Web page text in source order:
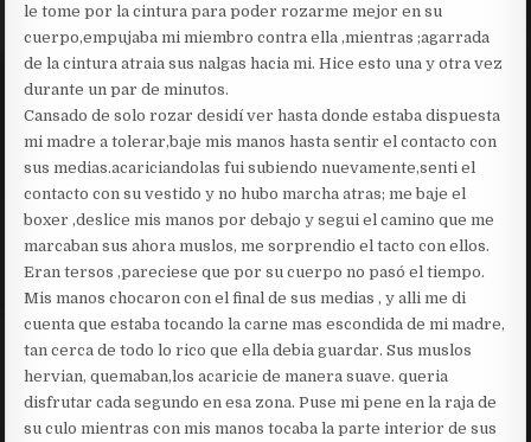
le tome por la cintura para poder rozarme mejor en su
cuerpo,empujaba mi miembro contra ella ,mientras ;agarrada
de la cintura atraia sus nalgas hacia mi. Hice esto una y otra vez
durante un par de minutos.
Cansado de solo rozar desidí ver hasta donde estaba dispuesta
mi madre a tolerar,baje mis manos hasta sentir el contacto con
sus medias.acariciandolas fui subiendo nuevamente,senti el
contacto con su vestido y no hubo marcha atras; me baje el
boxer ,deslice mis manos por debajo y segui el camino que me
marcaban sus ahora muslos, me sorprendio el tacto con ellos.
Eran tersos ,pareciese que por su cuerpo no pasó el tiempo.
Mis manos chocaron con el final de sus medias , y alli me di
cuenta que estaba tocando la carne mas escondida de mi madre,
tan cerca de todo lo rico que ella debia guardar. Sus muslos
hervian, quemaban,los acaricie de manera suave. queria
disfrutar cada segundo en esa zona. Puse mi pene en la raja de
su culo mientras con mis manos tocaba la parte interior de sus